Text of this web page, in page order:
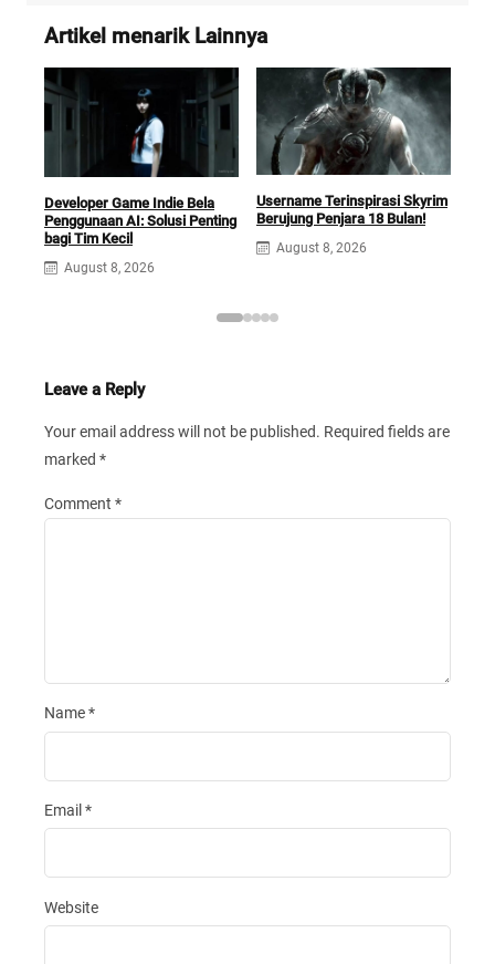
Artikel menarik Lainnya
Developer Game Indie Bela
Penggunaan AI: Solusi Penting
bagi Tim Kecil
August 8, 2026
Username Terinspirasi Skyrim
Berujung Penjara 18 Bulan!
August 8, 2026
Leave a Reply
Your email address will not be published. Required fields are
marked *
Comment *
Name*
Email *
Website